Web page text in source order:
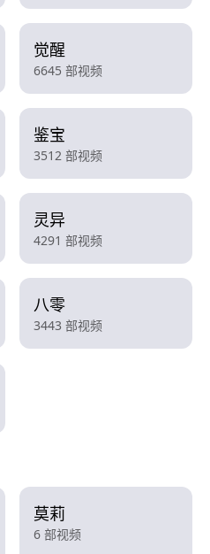
觉醒
6645 部视频
鉴宝
3512 部视频
灵异
4291 部视频
八零
3443 部视频
莫莉
6 部视频